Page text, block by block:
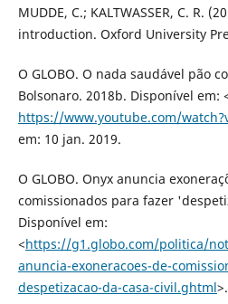
MUDDE, C.; KALTWASSER, C. R.
introduction. Oxford University
O GLOBO. O nada saudável pão
Bolsonaro. 2018b. Disponível em:
https://www.youtube.com/
em: 10 jan. 2019.
O GLOBO. Onyx anuncia
comissionados para fazer
Disponível em:
<https://g1.globo.com/politica/
anuncia-exoneracoes-de-
despetizacao-da-casa-civil.ghtml